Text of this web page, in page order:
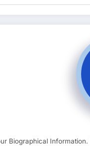
Biographical Information.